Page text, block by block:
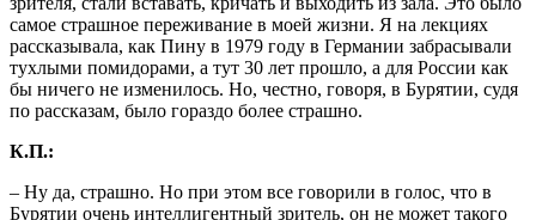
самое страшное переживание в моей жизни. Я на лекциях
рассказывала, как Пину в 1979 году в Германии забрасывали
тухлыми помидорами, а тут 30 лет прошло, а для России как
бы ничего не изменилось. Но, честно, говоря, в Бурятии, судя
по рассказам, было гораздо более страшно.
К.П.:
– Ну да, страшно. Но при этом все говорили в голос, что в
Бурятии очень интеллигентный зритель, он не может такого